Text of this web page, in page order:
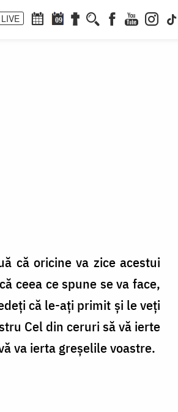
LIVE 09
că oricine va zice acestui
ceea ce spune se va face,
că le-ați primit și le veți
Cel din ceruri să vă ierte
va ierta greșelile voastre.